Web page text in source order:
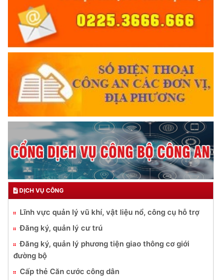
DỊCH VỤ CÔNG
Lĩnh vực quản lý vũ khí, vật liệu nổ, công cụ hỗ trợ
Đăng ký, quản lý cư trú
Đăng ký, quản lý phương tiện giao thông cơ giới
đường bộ
Cấp thẻ Căn cước công dân